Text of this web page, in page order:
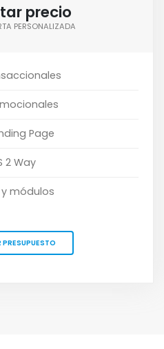
precio
PERSONALIZADA
Page
2 Way
y módulos